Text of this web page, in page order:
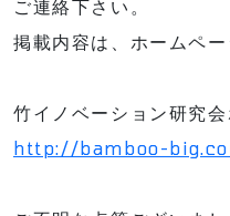
ご連絡下さい。
掲載内容は、ホームペ
竹イノベーション研究
http://bamboo-